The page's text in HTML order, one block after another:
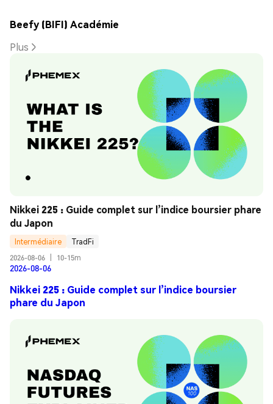
Beefy (BIFI) Académie
Plus
Nikkei 225 : Guide complet sur l’indice boursier phare
du Japon
Intermédiaire
TradFi
2026-08-06
10-15m
2026-08-06
Nikkei 225 : Guide complet sur l’indice boursier
phare du Japon